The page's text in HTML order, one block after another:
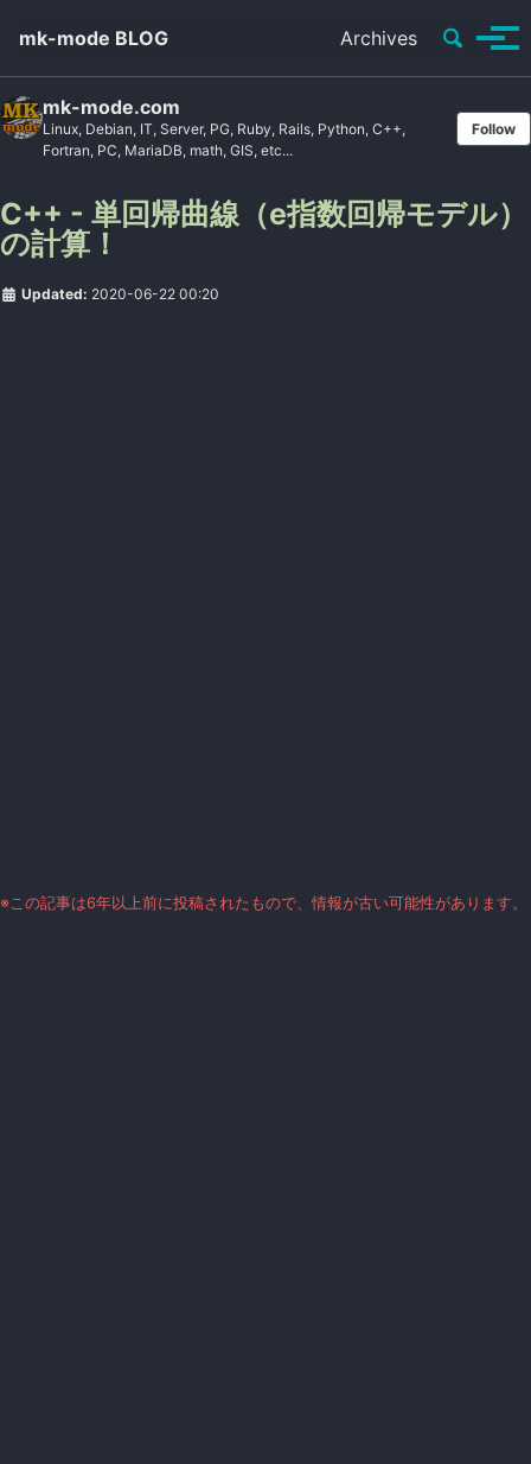
mk-mode BLOG Archives Toggle
mk-mode.com
Linux, Debian, IT, Server, PG, Ruby, Rails, Python, C++,
Fortran, PC, MariaDB, math, GIS, etc...
Follow
C++ - 単回帰曲線（e指数回帰モデル）
の計算！
Updated: 2020-06-22 00:20
※この記事は6年以上前に投稿されたもので、情報が古い可能性があります。